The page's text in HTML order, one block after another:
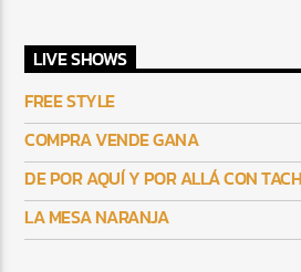
LIVE SHOWS
FREE STYLE
COMPRA VENDE GANA
DE POR AQUÍ Y POR ALLÁ CON
LA MESA NARANJA